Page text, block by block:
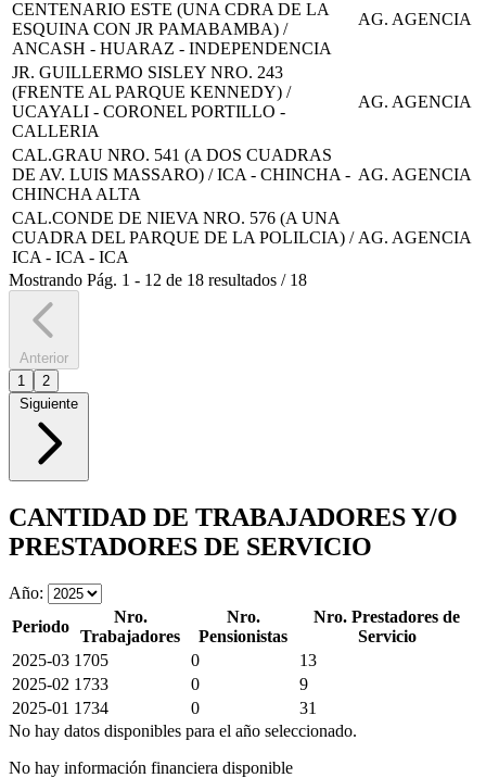
CENTENARIO ESTE (UNA CDRA DE LA
ESQUINA CON JR PAMABAMBA) /
ANCASH - HUARAZ - INDEPENDENCIA
AG. AGENCIA
JR. GUILLERMO SISLEY NRO. 243
(FRENTE AL PARQUE KENNEDY) /
UCAYALI - CORONEL PORTILLO -
CALLERIA
AG. AGENCIA
CAL.GRAU NRO. 541 (A DOS CUADRAS
DE AV. LUIS MASSARO) / ICA - CHINCHA -
CHINCHA ALTA
AG. AGENCIA
CAL.CONDE DE NIEVA NRO. 576 (A UNA
CUADRA DEL PARQUE DE LA POLILCIA) /
ICA - ICA - ICA
AG. AGENCIA
Mostrando Pág. 1 - 12 de 18 resultados / 18
Anterior
1
2
Siguiente
CANTIDAD DE TRABAJADORES Y/O
PRESTADORES DE SERVICIO
Año:
Periodo
Nro.
Trabajadores
Nro.
Pensionistas
Nro. Prestadores de
Servicio
2025-03 1705 0
13
2025-02 1733 0
9
2025-01 1734 0
31
No hay datos disponibles para el año seleccionado.
No hay información financiera disponible